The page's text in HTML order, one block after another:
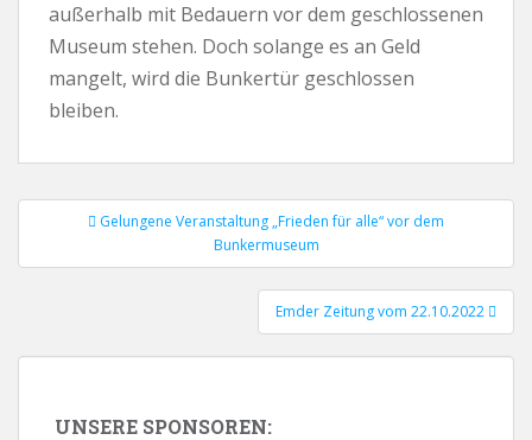
außerhalb mit Bedauern vor dem geschlossenen
Museum stehen. Doch solange es an Geld
mangelt, wird die Bunkertür geschlossen
bleiben.
Beitrags-Navigation
Gelungene Veranstaltung „Frieden für alle“ vor dem
Bunkermuseum
Emder Zeitung vom 22.10.2022
UNSERE SPONSOREN: